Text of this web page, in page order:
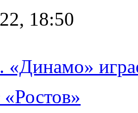
18:50